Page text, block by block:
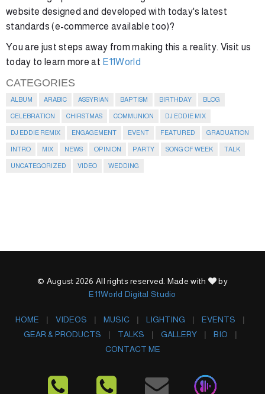
website designed and developed with today's latest
standards (e-commerce available too)?
You are just steps away from making this a reality. Visit us
today to learn more at E11World
CATEGORIES
ALBUM ARABIC ASSYRIAN BAPTISM BIRTHDAY BLOG
CELEBRATION CHIRSTMAS COMMUNION DJ EDDIE MIX
DJ EDDIE REMIX ENGAGEMENT EVENT FEATURED GRADUATION
INTRO MIX NEWS OPINION PARTY SONG OF WEEK TALK
UNCATEGORIZED VIDEO WEDDING
© August 2026 All rights reserved. Made with
by
E11World Digital Studio
HOME VIDEOS MUSIC LIGHTING
EVENTS
GEAR & PRODUCTS
TALKS GALLERY
BIO
CONTACT ME